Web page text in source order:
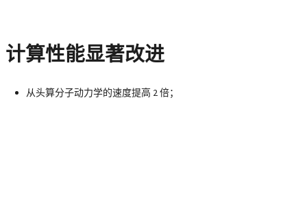
计算性能显著改进
从头算分子动力学的速度提高 2 倍；